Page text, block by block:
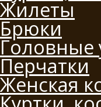
Жилеты
Брюки
Головные
Перчатки
Женская